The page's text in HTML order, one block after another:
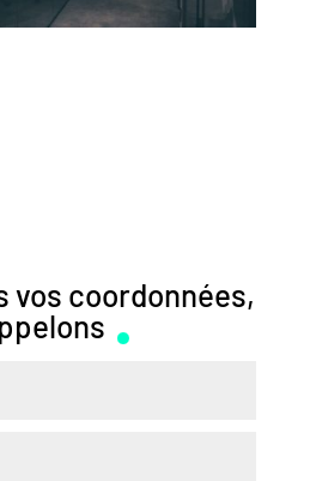
vos coordonnées,